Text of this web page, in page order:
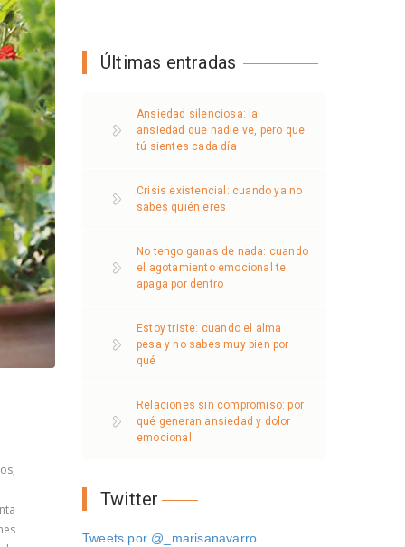
Últimas entradas
Ansiedad silenciosa: la
ansiedad que nadie ve, pero que
tú sientes cada día
Crisis existencial: cuando ya no
sabes quién eres
No tengo ganas de nada: cuando
el agotamiento emocional te
apaga por dentro
Estoy triste: cuando el alma
pesa y no sabes muy bien por
qué
Relaciones sin compromiso: por
qué generan ansiedad y dolor
emocional
Twitter
Tweets por @_marisanavarro